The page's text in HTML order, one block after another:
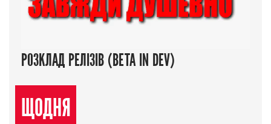
РОЗКЛАД РЕЛІЗІВ (BETA IN DEV)
ЩОДНЯ